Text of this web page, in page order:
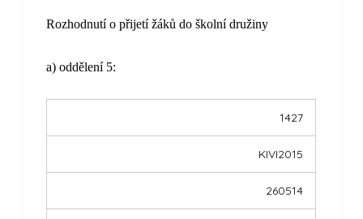
Rozhodnutí o přijetí žáků do školní družiny
a) oddělení 5:
1427
KIVI2015
260514